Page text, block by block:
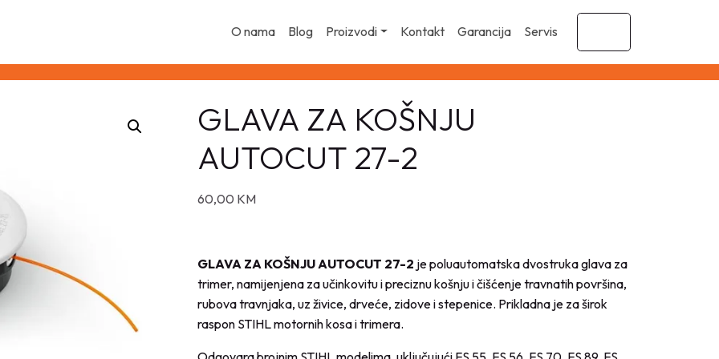
O nama
Blog Proizvodi Kontakt Garancija
Servis
GLAVA ZA KOŠNJU
AUTOCUT 27-2
60,00 KM
GLAVA ZA KOŠNJU AUTOCUT 27-2 je poluautomatska dvostruka glava za
trimer, namijenjena za učinkovitu i preciznu košnju i čišćenje travnatih površina,
rubova travnjaka, uz živice, drveće, zidove i stepenice. Prikladna je za širok
raspon STIHL motornih kosa i trimera.